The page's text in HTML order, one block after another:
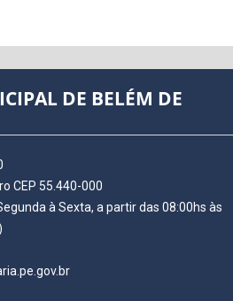
DE BELÉM DE
CEP 55.440-000
à Sexta, a partir das 08:00hs às